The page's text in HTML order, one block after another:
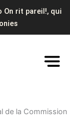
On rit pareil!, qui
de la Commission